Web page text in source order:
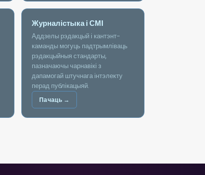
Журналістыка і СМІ
Аддзелы рэдакцый і кантэнт-
каманды могуць падтрымліваць
рэдакцыйныя стандарты,
пазначаючы чарнавікі з
дапамогай штучнага інтэлекту
перад публікацыяй.
Пачаць →